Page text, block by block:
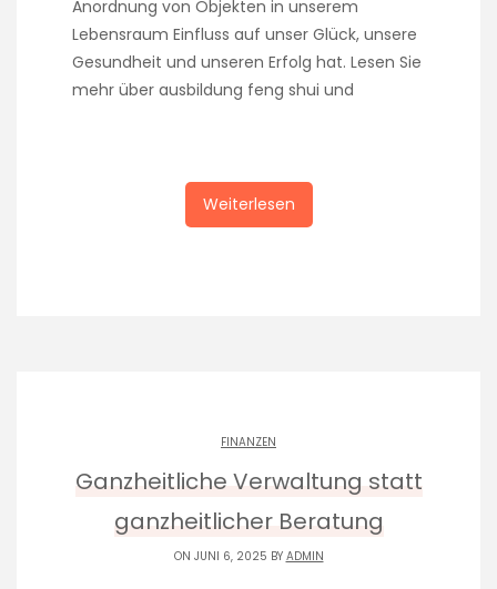
Anordnung von Objekten in unserem
Lebensraum Einfluss auf unser Glück, unsere
Gesundheit und unseren Erfolg hat. Lesen Sie
mehr über ausbildung feng shui und
Weiterlesen
FINANZEN
Ganzheitliche Verwaltung statt
ganzheitlicher Beratung
ON JUNI 6, 2025 BY ADMIN